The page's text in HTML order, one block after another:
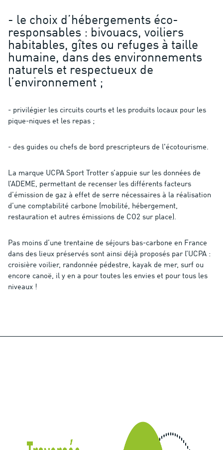
- le choix d’hébergements éco-
responsables : bivouacs, voiliers
habitables, gîtes ou refuges à taille
humaine, dans des environnements
naturels et respectueux de
l’environnement ;
- privilégier les circuits courts et les produits locaux pour les
pique-niques et les repas ;
- des guides ou chefs de bord prescripteurs de l'écotourisme.
La marque UCPA Sport Trotter s’appuie sur les données de
l’ADEME, permettant de recenser les différents facteurs
d’émission de gaz à effet de serre nécessaires à la réalisation
d’une comptabilité carbone (mobilité, hébergement,
restauration et autres émissions de CO2 sur place).
Pas moins d’une trentaine de séjours bas-carbone en France
dans des lieux préservés sont ainsi déjà proposés par l’UCPA :
croisière voilier, randonnée pédestre, kayak de mer, surf ou
encore canoë, il y en a pour toutes les envies et pour tous les
niveaux !